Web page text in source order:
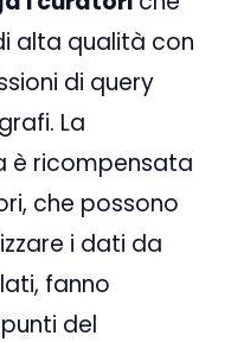
alta qualità con
di query
La
è ricompensata
che possono
i dati da
fanno
del